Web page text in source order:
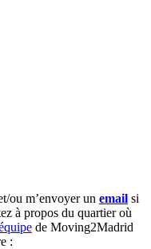
ou m’envoyer un email si
à propos du quartier où
de Moving2Madrid
: